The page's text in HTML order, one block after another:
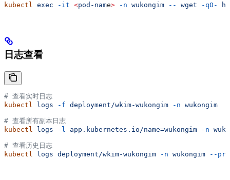
kubectl exec -it <pod-name> -n wukongim -- wget -qO-
日志查看
# 查看实时日志
kubectl
logs -f deployment/wkim-wukongim -n wukongim
# 查看所有副本日志
kubectl
logs -l app.kubernetes.io/name=wukongim -n
# 查看历史日志
kubectl
logs deployment/wkim-wukongim -n wukongim --